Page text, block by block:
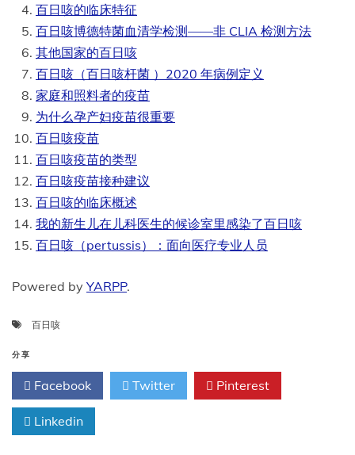
百日咳的临床特征
百日咳博德特菌血清学检测——非 CLIA 检测方法
其他国家的百日咳
百日咳（百日咳杆菌 ）202​​0 年病例定义
家庭和照料者的疫苗
为什么孕产妇疫苗很重要
百日咳疫苗
百日咳疫苗的类型
百日咳疫苗接种建议
百日咳的临床概述
我的新生儿在儿科医生的候诊室里感染了百日咳
百日咳（pertussis）：面向医疗专业人员
Powered by YARPP.
百日咳
分享
Facebook Twitter Pinterest
Linkedin